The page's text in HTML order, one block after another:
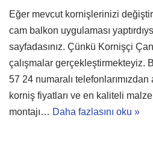
Eğer mevcut kornişlerinizi
cam balkon uygulaması
sayfadasınız. Çünkü Kornişçi
çalışmalar gerçekleştirmekteyiz.
57 24 numaralı
korniş fiyatları ve en kaliteli
montajı… Daha fazlasını oku »